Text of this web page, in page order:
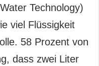
Technology)
viel Flüssigkeit
58 Prozent von
dass zwei Liter